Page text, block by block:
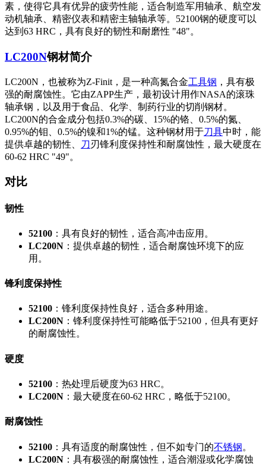
素，使得它具有优异的疲劳性能，适合制造军用轴承、航空发
动机轴承、精密仪表和精密主轴轴承等。52100钢的硬度可以
达到63 HRC，具有良好的韧性和耐磨性 "48"。
LC200N钢材简介
LC200N，也被称为Z-Finit，是一种高氮合金工具钢 ，具有极
强的耐腐蚀性。它由ZAPP生产，最初设计用作NASA的滚珠
轴承钢，以及用于食品、化学、制药行业的切削钢材。
LC200N的合金成分包括0.3%的碳、15%的铬、0.5%的氮、
0.95%的钼、0.5%的镍和1%的锰。这种钢材用于刀具中时，能
提供卓越的韧性、
刀 刃锋利度保持性和耐腐蚀性，最大硬度在
60-62 HRC "49"。
对比
韧性
52100 ：具有良好的韧性，适合高冲击应用。
LC200N ：提供卓越的韧性，适合耐腐蚀环境下的应
用。
锋利度保持性
52100 ：锋利度保持性良好，适合多种用途。
LC200N ：锋利度保持性可能略低于52100，但具有更好
的耐腐蚀性。
硬度
52100 ：热处理后硬度为63 HRC。
LC200N ：最大硬度在60-62 HRC，略低于52100。
耐腐蚀性
52100 ：具有适度的耐腐蚀性，但不如专门的不锈钢。
LC200N ：具有极强的耐腐蚀性，适合潮湿或化学腐蚀